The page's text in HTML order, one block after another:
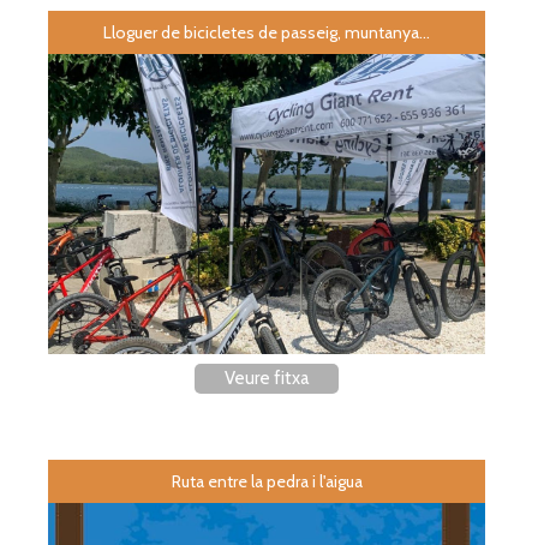
Lloguer de bicicletes de passeig, muntanya...
Veure fitxa
Ruta entre la pedra i l'aigua